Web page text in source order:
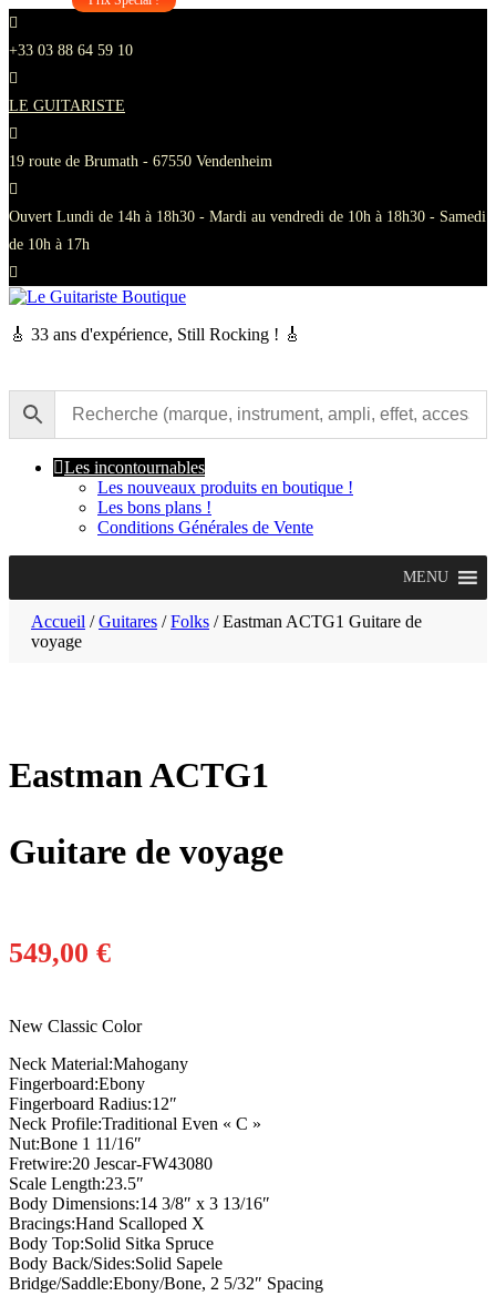
Skip
content
+33 03 88 64 59 10
LE GUITARISTE
19 route de Brumath - 67550 Vendenheim
Ouvert Lundi de 14h à 18h30 - Mardi au vendredi de 10h à 18h30 - Samedi
de 10h à 17h
🎸 33 ans d'expérience, Still Rocking ! 🎸
Les incontournables
Les nouveaux produits en boutique !
Les bons plans !
Conditions Générales de Vente
MENU
Accueil /Guitares /Folks / Eastman ACTG1 Guitare de
voyage
Eastman ACTG1
Guitare de voyage
549,00 €
New Classic Color
Neck Material:Mahogany
Fingerboard:Ebony
Fingerboard Radius:12″
Neck Profile:Traditional Even « C »
Nut:Bone 1 11/16″
Fretwire:20 Jescar-FW43080
Scale Length:23.5″
Body Dimensions:14 3/8″ x 3 13/16″
Bracings:Hand Scalloped X
Body Top:Solid Sitka Spruce
Body Back/Sides:Solid Sapele
Bridge/Saddle:Ebony/Bone, 2 5/32″ Spacing